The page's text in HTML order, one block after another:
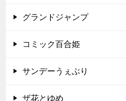
グランドジャンプ
コミック百合姫
サンデーうぇぶり
ザ花とゆめ